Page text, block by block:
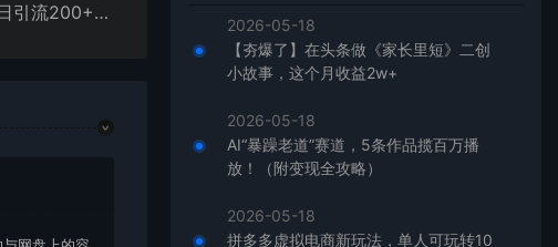
【第二期】最新闲鱼大流量联盟骚玩法，单日引流200+，稳定日入1000+
2026-05-18
【夯爆了】在头条做《家长里短》二创
小故事，这个月收益2w+
2026-05-18
AI“暴躁老道”赛道，5条作品揽百万播
放！（附变现全攻略）
2026-05-18
拼多多虚拟电商新玩法，单人可玩转10